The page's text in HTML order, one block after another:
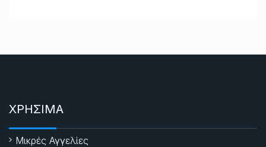
ΧΡΗΣΙΜΑ
Μικρές Αγγελίες